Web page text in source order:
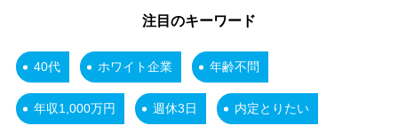
注目のキーワード
40代 ホワイト企業 年齢不問
年収1,000万円 週休3日 内定とりたい